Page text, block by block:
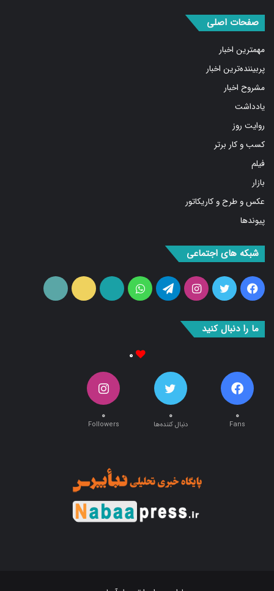
صفحات اصلی
مهمترین اخبار
پربیننده‌ترین اخبار
مشروح اخبار
یادداشت
روایت روز
کسب و کار برتر
فیلم
بازار
عکس و طرح و کاریکاتور
شبکه های اجتماعی
فیس
بوک
توییتراینستاگرام
تلگرامواتس
آپ
آپارات ایتا
ما را دنبال کنید
۰
Fans
۰
دنبال کننده‌ها
۰
Followers
طراحی و اجرا توسط:آریان وب